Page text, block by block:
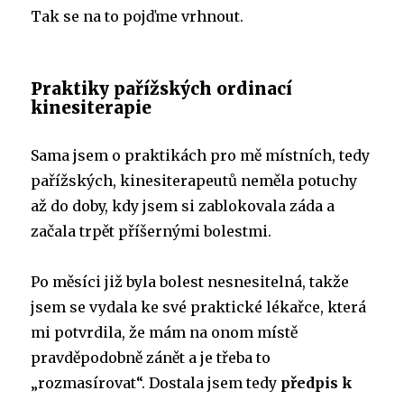
Tak se na to pojďme vrhnout.
Praktiky pařížských ordinací
kinesiterapie
Sama jsem o praktikách pro mě místních, tedy
pařížských, kinesiterapeutů neměla potuchy
až do doby, kdy jsem si zablokovala záda a
začala trpět příšernými bolestmi.
Po měsíci již byla bolest nesnesitelná, takže
jsem se vydala ke své praktické lékařce, která
mi potvrdila, že mám na onom místě
pravděpodobně zánět a je třeba to
„rozmasírovat“. Dostala jsem tedy předpis k